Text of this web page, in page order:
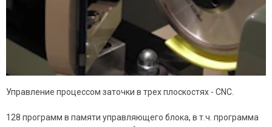
Управление процессом заточки в трех плоскостях - CNC.
128 программ в памяти управляющего блока, в т.ч. программа